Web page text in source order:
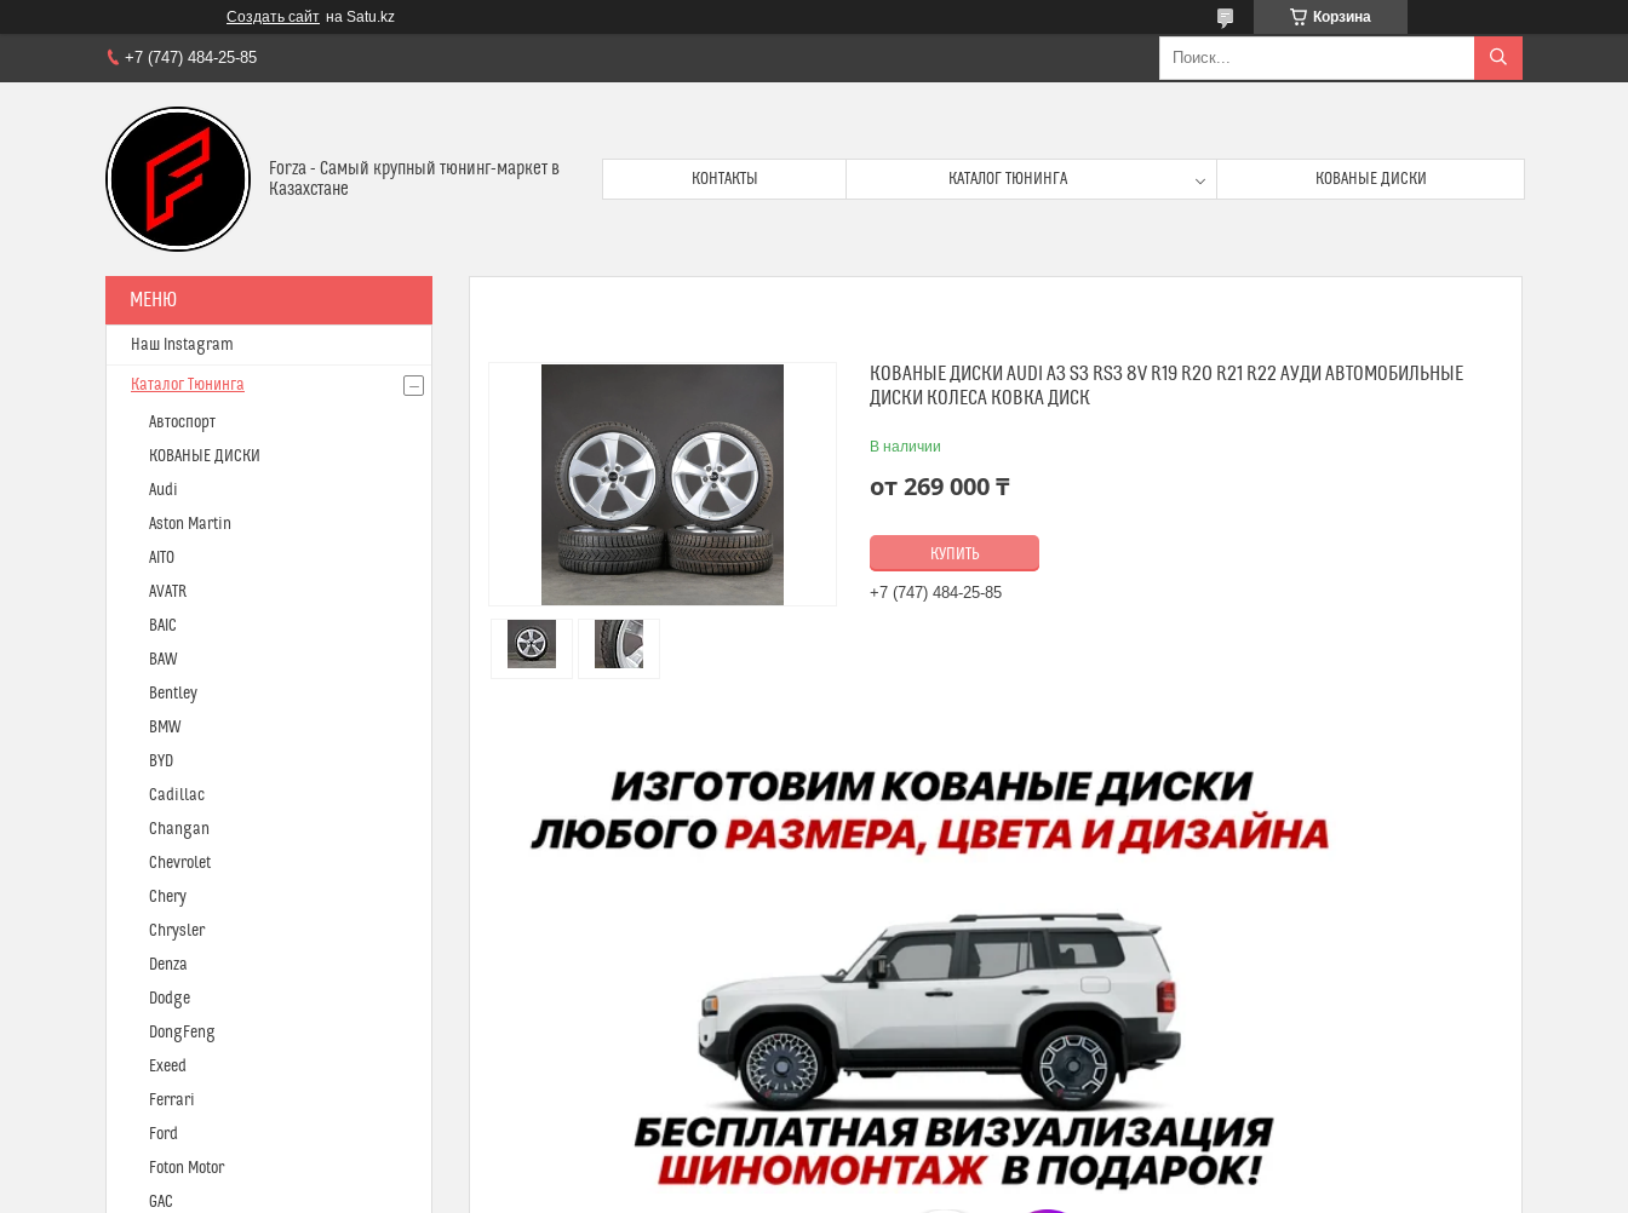
Создать сайт на Satu.kz Корзина
+7 (747) 484-25-85
Forza - Самый крупный тюнинг-маркет в
Казахстане
КОНТАКТЫ КАТАЛОГ ТЮНИНГА КОВАНЫЕ ДИСКИ
КОВАНЫЕ ДИСКИ AUDI A3 S3 RS3 8V R19 R20 R21 R22 АУДИ АВТОМОБИЛЬНЫЕ
ДИСКИ КОЛЕСА КОВКА ДИСК
В наличии
от269 000 ₸
КУПИТЬ
+7 (747) 484-25-85
Наш Instagram
Каталог Тюнинга
Автоспорт
КОВАНЫЕ ДИСКИ
Audi
Aston Martin
AITO
AVATR
BAIC
BAW
Bentley
BMW
BYD
Cadillac
Changan
Chevrolet
Chery
Chrysler
Denza
Dodge
DongFeng
Exeed
Ferrari
Ford
Foton Motor
GAC